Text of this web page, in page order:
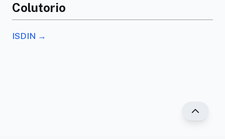
Colutorio
ISDIN →